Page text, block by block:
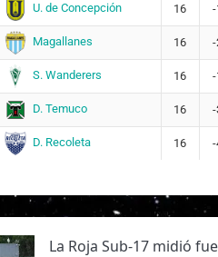
U. de Concepción 16
Magallanes 16
S. Wanderers 16
D. Temuco 16
D. Recoleta 16
La Roja Sub-17 midió